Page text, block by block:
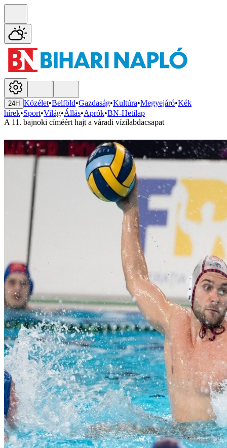
24H Közélet•Belföld•Gazdaság•Kultúra•Megyejáró•Kék
hírek•Sport•Világ•Állás•Aprók•BN-Hetilap
A 11. bajnoki címéért hajt a váradi vízilabdacsapat